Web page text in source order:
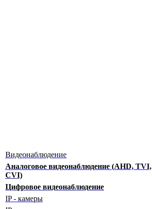
Видеонаблюдение
Аналоговое видеонаблюдение (AHD, TVI,
CVI)
Цифровое видеонаблюдение
IP - камеры